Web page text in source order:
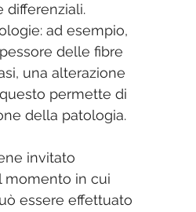
differenziali.
ad esempio,
delle fibre
una alterazione
permette di
della patologia.
invitato
momento in cui
essere effettuato